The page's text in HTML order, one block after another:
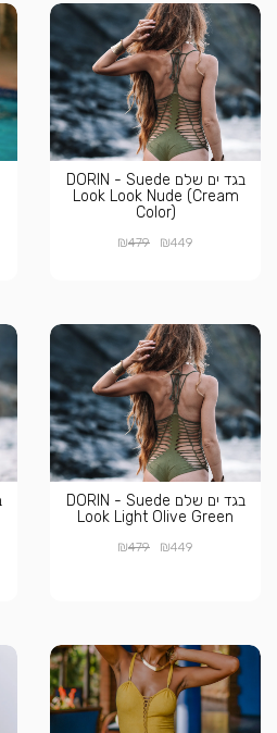
בגד ים שלם DORIN - Suede
Look Look Nude (Cream
Color)
₪449
₪479
בגד ים שלם DORIN - Suede
Look Light Olive Green
₪449
₪479